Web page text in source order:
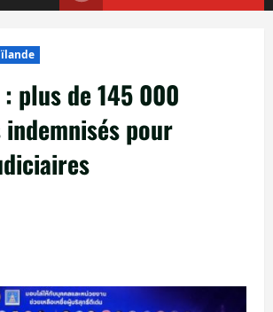
plus de 145 000
pour